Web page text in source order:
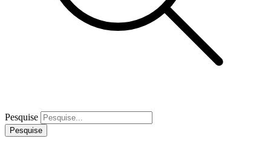
Pesquise
Pesquise